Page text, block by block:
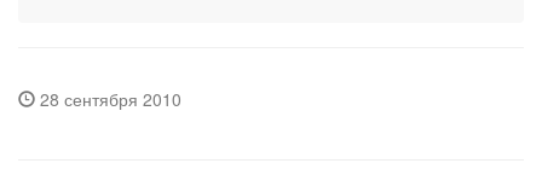
28 сентября 2010